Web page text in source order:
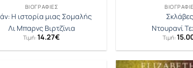
ΒΙΟΓΡΑΦΊΕΣ
Η ιστορία μιας Σομαλής
Λι Μπαρνς Βιρτζίνια
Τιμή:14.27€
Ντουρανί
Τιμή: